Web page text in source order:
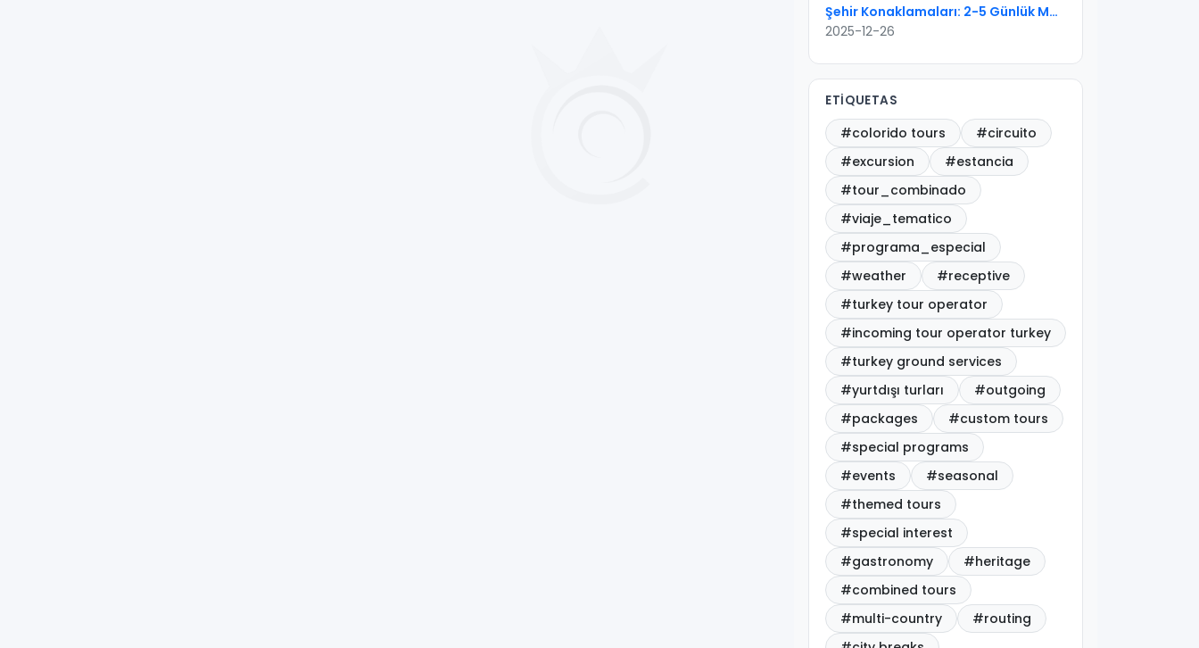
Şehir Konaklamaları: 2-5 Günlük Mükemmel Kentsel Kaçışların Sanatı
2025-12-26
ETIQUETAS
#colorido tours
#circuito
#excursion
#estancia
#tour_combinado
#viaje_tematico
#programa_especial
#weather
#receptive
#turkey tour operator
#incoming tour operator turkey
#turkey ground services
#yurtdışı turları
#outgoing
#packages
#custom tours
#special programs
#events
#seasonal
#themed tours
#special interest
#gastronomy
#heritage
#combined tours
#multi-country
#routing